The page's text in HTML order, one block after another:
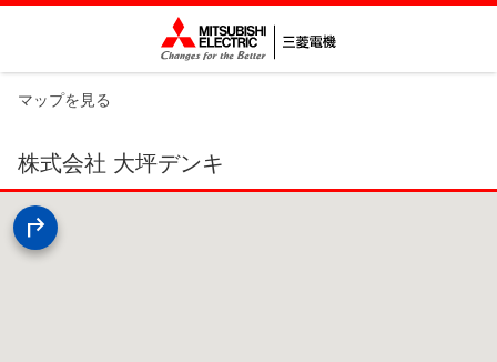
マップを見る
株式会社 大坪デンキ